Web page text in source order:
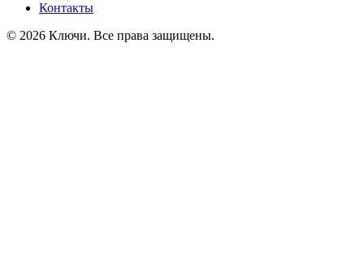
Контакты
© 2026 Ключи. Все права защищены.